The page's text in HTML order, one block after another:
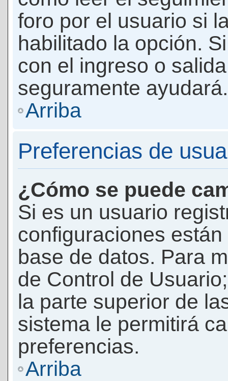
foro por el usuario si
habilitado la opción.
con el ingreso o
seguramente ayudará.
Arriba
Preferencias de
¿Cómo se puede
Si es un usuario
configuraciones
base de datos. Para
de Control de
la parte superior de
sistema le permitirá
preferencias.
Arriba